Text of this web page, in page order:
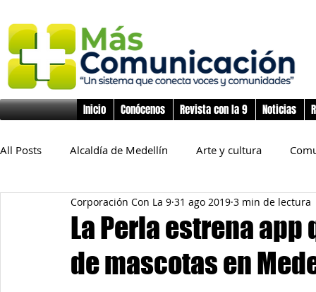
Inicio Conócenos Revista con la 9 Noticias
All Posts Alcaldía de Medellín Arte y cultura
Educación Derechos Humanos Deporte
Inclusión Social Infancia y preadolescencia
La Perla estrena
de mascotas en
Corporación Con La 9 31 ago 2019 3 min de lectura